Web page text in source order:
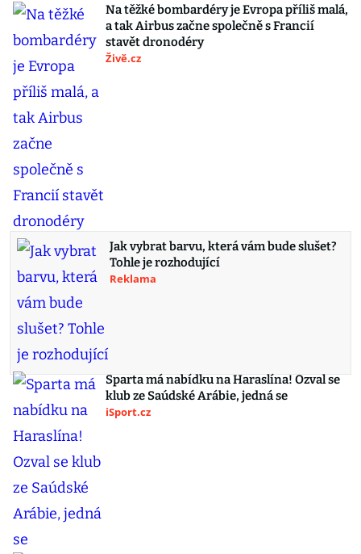
Na těžké bombardéry je Evropa příliš malá,
a tak Airbus začne společně s Francií
stavět dronodéry
Živě.cz
Jak vybrat barvu, která vám bude slušet?
Tohle je rozhodující
Reklama
Sparta má nabídku na Haraslína! Ozval se
klub ze Saúdské Arábie, jedná se
iSport.cz